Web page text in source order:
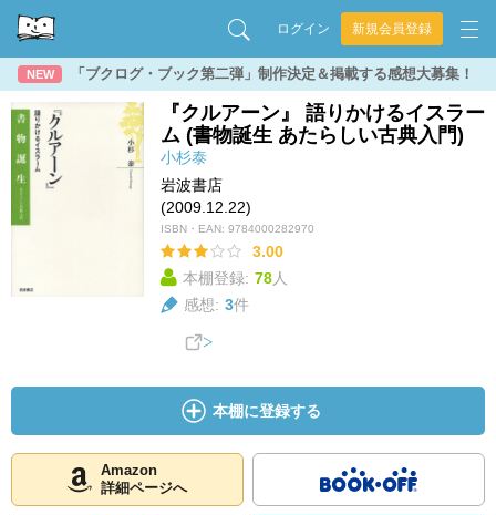
ログイン 新規会員登録
NEW 「ブクログ・ブック第二弾」制作決定＆掲載する感想大募集！
『クルアーン』 語りかけるイスラー
ム (書物誕生 あたらしい古典入門)
小杉泰
岩波書店
(2009.12.22)
ISBN・EAN: 9784000282970
3.00
本棚登録: 78人
感想: 3件
本棚に登録する
Amazon
詳細ページへ